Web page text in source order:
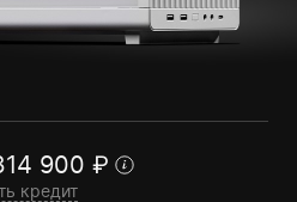
900 ₽
кредит